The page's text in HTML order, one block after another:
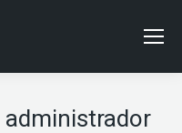
administrador